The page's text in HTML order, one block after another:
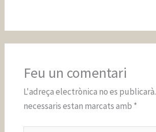
Feu un comentari
L'adreça electrònica no es publicarà.
necessaris estan marcats amb *